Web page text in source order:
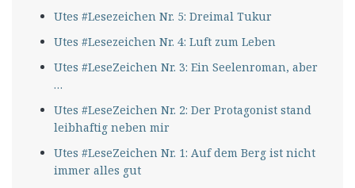
Utes #Lesezeichen Nr. 5: Dreimal Tukur
Utes #Lesezeichen Nr. 4: Luft zum Leben
Utes #LeseZeichen Nr. 3: Ein Seelenroman, aber
…
Utes #LeseZeichen Nr. 2: Der Protagonist stand
leibhaftig neben mir
Utes #LeseZeichen Nr. 1: Auf dem Berg ist nicht
immer alles gut